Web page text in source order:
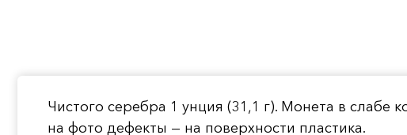
Чистого серебра 1 унция (31,1 г). Монета в
на фото дефекты — на поверхности пластика.